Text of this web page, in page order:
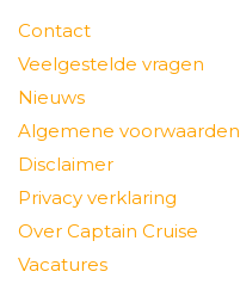
Contact
Veelgestelde vragen
Nieuws
Algemene voorwaarden
Disclaimer
Privacy verklaring
Over Captain Cruise
Vacatures